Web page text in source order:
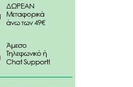
από παιδιά κάτω των 7